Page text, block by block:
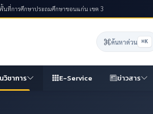
นที่การศึกษาประถมศึกษาขอนแก่น เขต 3
ค้นหาด่วน ⌘K
วิชาการ E-Service ข่าวสาร